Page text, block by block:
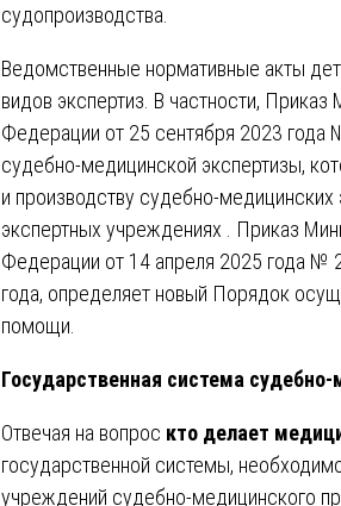
судопроизводства.
Ведомственные нормативные акты
видов экспертиз. В частности,
Федерации от 25 сентября 2023
судебно-медицинской экспертизы,
и производству судебно-
экспертных учреждениях . Приказ
Федерации от 14 апреля 2025 года №
года, определяет новый Порядок
помощи.
Государственная система
Отвечая на вопрос кто делает
государственной системы,
учреждений судебно-медицинского